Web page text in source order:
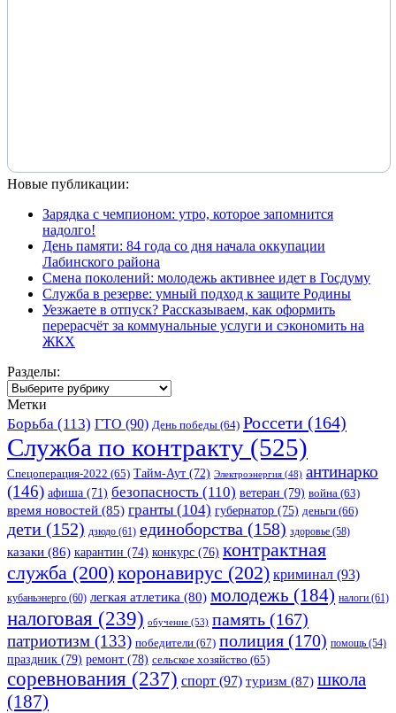
Новые публикации:
Зарядка с чемпионом: утро, которое запомнится
надолго!
День памяти: 84 года со дня начала оккупации
Лабинского района
Смена поколений: молодежь активнее идет в Госдуму
Служба в резерве: умный подход к защите Родины
Уезжаете в отпуск? Рассказываем, как оформить
перерасчёт за коммунальные услуги и сэкономить на
ЖКХ
Разделы:
Разделы:
Метки
Борьба (113) ГТО (90) День победы (64) Россети (164)
Служба по контракту (525)
Спецоперация-2022 (65) Тайм-Аут (72) Электроэнергия (48) антинарко
(146) афиша (71) безопасность (110) ветеран (79) война (63)
время новостей (85) гранты (104) губернатор (75) деньги (66)
дети (152) дзюдо (61) единоборства (158) здоровье (58)
казаки (86) карантин (74) конкурс (76) контрактная
служба (200)коронавирус (202) криминал (93)
кубаньэнерго (60) легкая атлетика (80) молодежь (184) налоги (61)
налоговая (239) обучение (53) память (167)
патриотизм (133) победители (67) полиция (170) помощь (54)
праздник (79) ремонт (78) сельское хозяйство (65)
соревнования (237) спорт (97) туризм (87) школа
(187)